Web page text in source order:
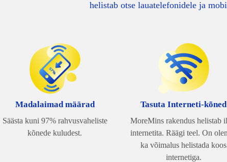
helistab otse lauatelefonidele ja
Madalaimad määrad
Säästa kuni 97% rahvusvaheliste
kõnede kuludest.
Tasuta Interneti-kõned
MoreMins rakendus helistab
internetita. Räägi teel. On
ka võimalus helistada koos
internetiga.